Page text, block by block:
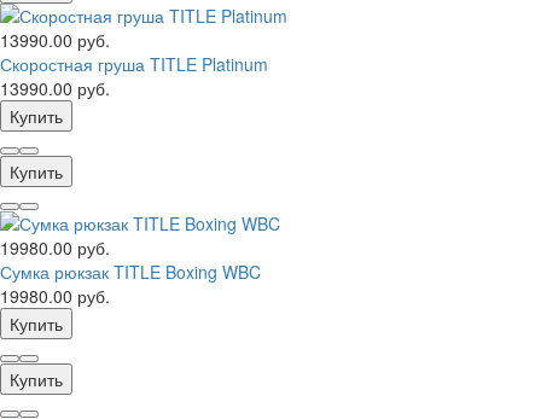
13990.00 руб.
Скоростная груша TITLE Platinum
13990.00 руб.
Купить
Купить
19980.00 руб.
Сумка рюкзак TITLE Boxing WBC
19980.00 руб.
Купить
Купить